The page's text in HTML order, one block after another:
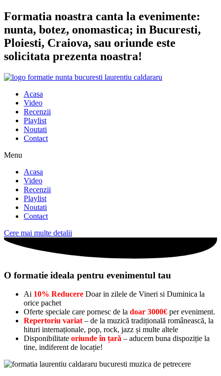
Sari
la
conținut
Formatia noastra canta la evenimente:
nunta, botez, onomastica; in Bucuresti,
Ploiesti, Craiova, sau oriunde este
solicitata prezenta noastra!
Acasa
Video
Recenzii
Playlist
Noutati
Contact
Menu
Acasa
Video
Recenzii
Playlist
Noutati
Contact
Cere mai multe detalii
O formatie ideala pentru evenimentul tau
Ai 10% Reducere Doar in zilele de Vineri si Duminica la
orice pachet
Oferte speciale care pornesc de la doar 3000€ per eveniment.
Repertoriu variat– de la muzică tradițională românească, la
hituri internaționale, pop, rock, jazz și multe altele
Disponibilitate oriunde în țară – aducem buna dispoziție la
tine, indiferent de locație!